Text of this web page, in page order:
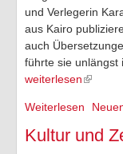
Ich ..
Of-Topic
und Verlegerin
aus Kairo
auch
führte sie unlängst
weiterlesen
Weiterlesen über
Kultur und